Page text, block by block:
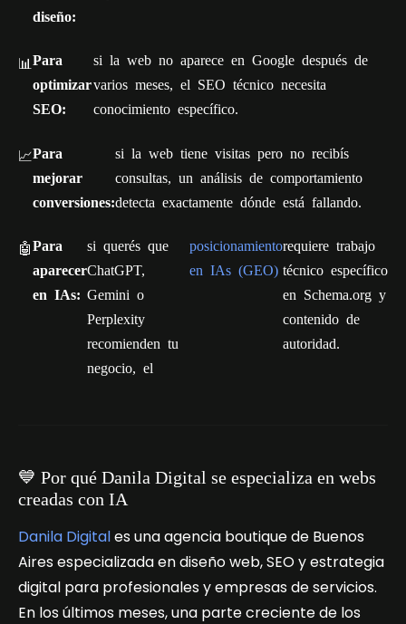
diseño:
📊 Para
optimizar
SEO:
si la web no aparece en Google después de
varios meses, el SEO técnico necesita
conocimiento específico.
📈Para
mejorar
conversiones:
si la web tiene visitas pero no recibís
consultas, un análisis de comportamiento
detecta exactamente dónde está fallando.
🤖Para
aparecer
en IAs:
si querés que
ChatGPT,
Gemini o
Perplexity
recomienden tu
negocio, el
posicionamiento
en IAs (GEO)
requiere trabajo
técnico específico
en Schema.org y
contenido de
autoridad.
💙 Por qué Danila Digital se especializa en webs
creadas con IA
Danila Digitales una agencia boutique de Buenos
Aires especializada en diseño web, SEO y estrategia
digital para profesionales y empresas de servicios.
En los últimos meses, una parte creciente de los